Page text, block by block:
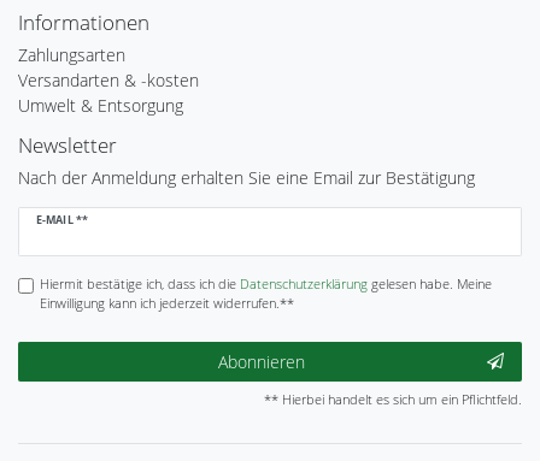
Informationen
Zahlungsarten
Versandarten & -kosten
Umwelt & Entsorgung
Newsletter
Nach der Anmeldung erhalten Sie eine Email zur Bestätigung
E-MAIL **
Newsletter
Hiermit bestätige ich, dass ich die Daten­schutz­erklärunggelesen habe. Meine
Einwilligung kann ich jederzeit widerrufen.**
Abonnieren
** Hierbei handelt es sich um ein Pflichtfeld.